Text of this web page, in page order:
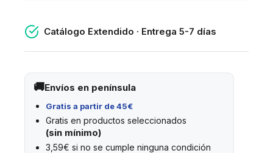
Catálogo Extendido · Entrega 5-7 días
Envíos en península
Gratis a partir de 45€
Gratis en productos seleccionados
(sin mínimo)
3,59€ si no se cumple ninguna condición